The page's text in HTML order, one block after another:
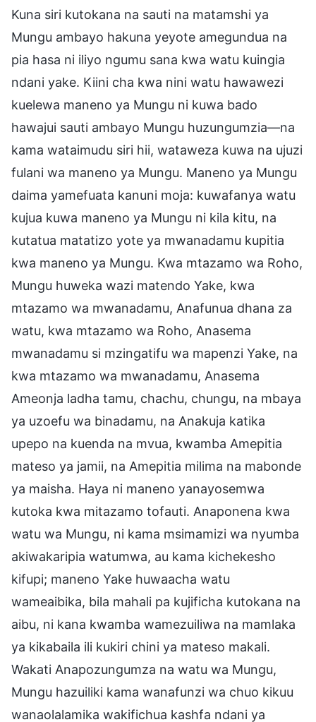
Kuna siri kutokana na sauti na matamshi ya
Mungu ambayo hakuna yeyote amegundua na
pia hasa ni iliyo ngumu sana kwa watu kuingia
ndani yake. Kiini cha kwa nini watu hawawezi
kuelewa maneno ya Mungu ni kuwa bado
hawajui sauti ambayo Mungu huzungumzia—na
kama wataimudu siri hii, wataweza kuwa na ujuzi
fulani wa maneno ya Mungu. Maneno ya Mungu
daima yamefuata kanuni moja: kuwafanya watu
kujua kuwa maneno ya Mungu ni kila kitu, na
kutatua matatizo yote ya mwanadamu kupitia
kwa maneno ya Mungu. Kwa mtazamo wa Roho,
Mungu huweka wazi matendo Yake, kwa
mtazamo wa mwanadamu, Anafunua dhana za
watu, kwa mtazamo wa Roho, Anasema
mwanadamu si mzingatifu wa mapenzi Yake, na
kwa mtazamo wa mwanadamu, Anasema
Ameonja ladha tamu, chachu, chungu, na mbaya
ya uzoefu wa binadamu, na Anakuja katika
upepo na kuenda na mvua, kwamba Amepitia
mateso ya jamii, na Amepitia milima na mabonde
ya maisha. Haya ni maneno yanayosemwa
kutoka kwa mitazamo tofauti. Anaponena kwa
watu wa Mungu, ni kama msimamizi wa nyumba
akiwakaripia watumwa, au kama kichekesho
kifupi; maneno Yake huwaacha watu
wameaibika, bila mahali pa kujificha kutokana na
aibu, ni kana kwamba wamezuiliwa na mamlaka
ya kikabaila ili kukiri chini ya mateso makali.
Wakati Anapozungumza na watu wa Mungu,
Mungu hazuiliki kama wanafunzi wa chuo kikuu
wanaolalamika wakifichua kashfa ndani ya